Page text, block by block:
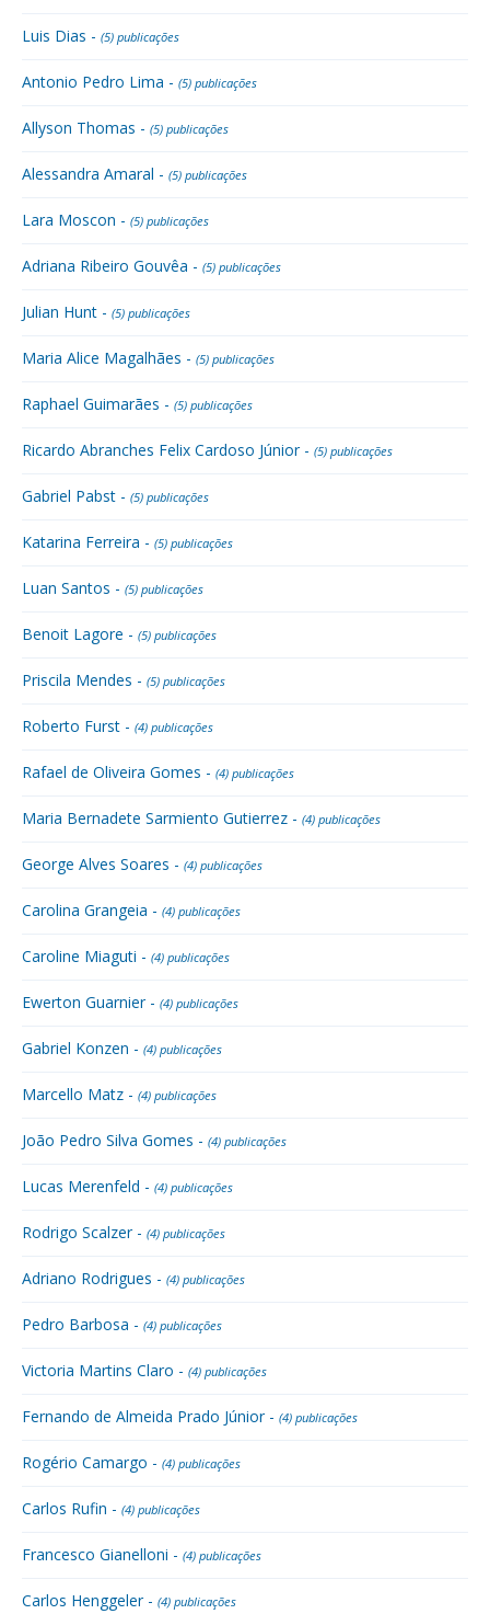
Luis Dias - (5) publicações
Antonio Pedro Lima - (5) publicações
Allyson Thomas - (5) publicações
Alessandra Amaral - (5) publicações
Lara Moscon - (5) publicações
Adriana Ribeiro Gouvêa - (5) publicações
Julian Hunt - (5) publicações
Maria Alice Magalhães - (5) publicações
Raphael Guimarães - (5) publicações
Ricardo Abranches Felix Cardoso Júnior - (5) publicações
Gabriel Pabst - (5) publicações
Katarina Ferreira - (5) publicações
Luan Santos - (5) publicações
Benoit Lagore - (5) publicações
Priscila Mendes - (5) publicações
Roberto Furst - (4) publicações
Rafael de Oliveira Gomes - (4) publicações
Maria Bernadete Sarmiento Gutierrez - (4) publicações
George Alves Soares - (4) publicações
Carolina Grangeia - (4) publicações
Caroline Miaguti - (4) publicações
Ewerton Guarnier - (4) publicações
Gabriel Konzen - (4) publicações
Marcello Matz - (4) publicações
João Pedro Silva Gomes - (4) publicações
Lucas Merenfeld - (4) publicações
Rodrigo Scalzer - (4) publicações
Adriano Rodrigues - (4) publicações
Pedro Barbosa - (4) publicações
Victoria Martins Claro - (4) publicações
Fernando de Almeida Prado Júnior - (4) publicações
Rogério Camargo - (4) publicações
Carlos Rufin - (4) publicações
Francesco Gianelloni - (4) publicações
Carlos Henggeler - (4) publicações